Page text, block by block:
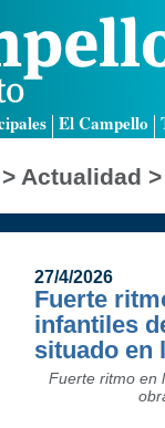
El Campello
> Actualidad
27/4/2026
Fuerte
infantiles
situado en
Fuerte ritmo en